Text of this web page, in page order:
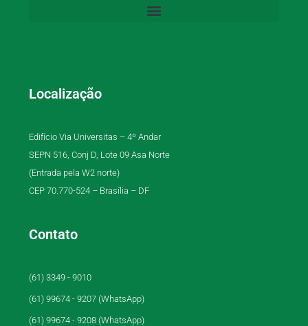
Localização
Edifício Via Universitas – 4º Andar
SEPN 516, Conj D, Lote 09 Asa Norte
(Entrada pela W2 norte)
CEP 70.770-524 – Brasília – DF
Contato
(61) 3349 - 9010
(61) 99674 - 9207 (WhatsApp)
(61) 99674 - 9208 (WhatsApp)